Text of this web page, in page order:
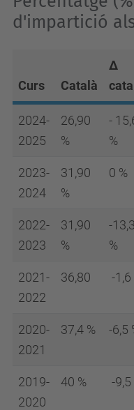
d'impartició
Curs Català
Δ
2024-
2025
26,90
%
-
%
2023-
2024
31,90
%
0 %
2022-
2023
31,90
%
-
%
2021-
2022
36,80 -1,6
2020-
2021
37,4 % -6,5
2019-
2020
40 % -9,5